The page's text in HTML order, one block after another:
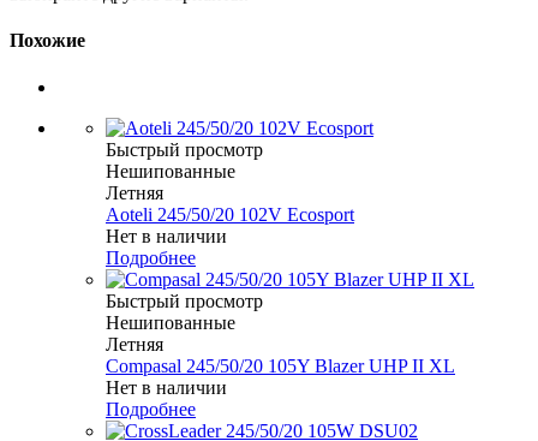
Похожие
Быстрый просмотр
Нешипованные
Летняя
Aoteli 245/50/20 102V Ecosport
Нет в наличии
Подробнее
Быстрый просмотр
Нешипованные
Летняя
Compasal 245/50/20 105Y Blazer UHP II XL
Нет в наличии
Подробнее